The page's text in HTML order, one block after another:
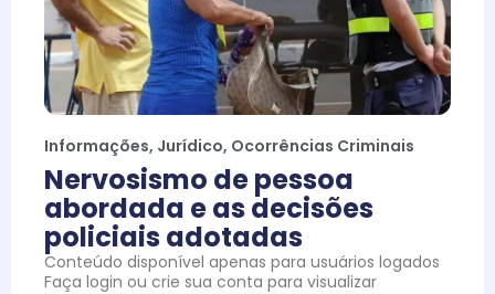
Informações, Jurídico, Ocorrências Criminais
Nervosismo de pessoa
abordada e as decisões
policiais adotadas
Conteúdo disponível apenas para usuários logados
Faça login ou crie sua conta para visualizar